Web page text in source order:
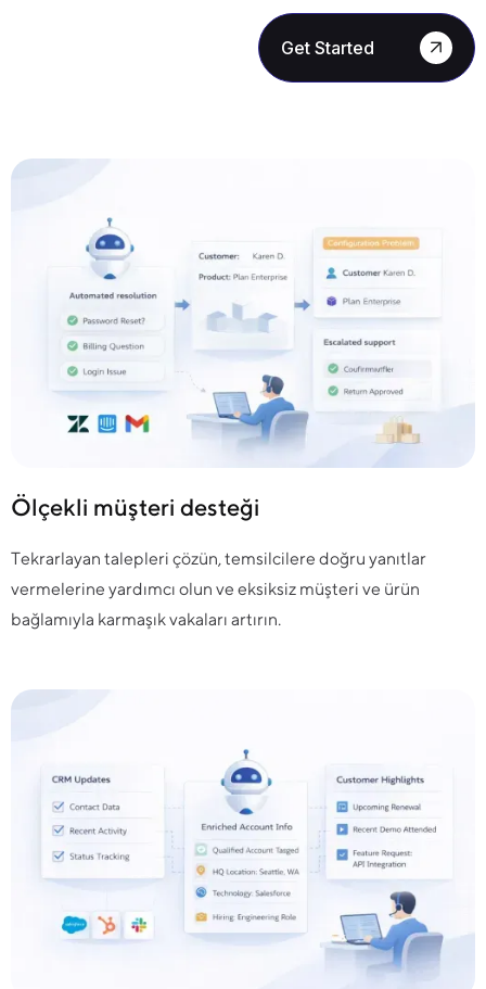
Get Started
Ölçekli müşteri desteği
Tekrarlayan talepleri çözün, temsilcilere doğru yanıtlar
vermelerine yardımcı olun ve eksiksiz müşteri ve ürün
bağlamıyla karmaşık vakaları artırın.